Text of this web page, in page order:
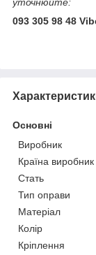
093 305 98 48
Основні
Виробник
Країна виробник
Стать
Тип оправи
Матеріал
Колір
Кріплення